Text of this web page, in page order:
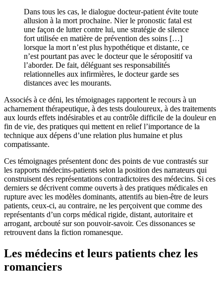
Dans tous les cas, le dialogue docteur-patient évite toute
allusion à la mort prochaine. Nier le pronostic fatal est
une façon de lutter contre lui, une stratégie de silence
fort utilisée en matière de prévention des soins […]
lorsque la mort n’est plus hypothétique et distante, ce
n’est pourtant pas avec le docteur que le séropositif va
l’aborder. De fait, déléguant ses responsabilités
relationnelles aux infirmières, le docteur garde ses
distances avec les mourants.
Associés à ce déni, les témoignages rapportent le recours à un
acharnement thérapeutique, à des tests douloureux, à des traitements
aux lourds effets indésirables et au contrôle difficile de la douleur en
fin de vie, des pratiques qui mettent en relief l’importance de la
technique aux dépens d’une relation plus humaine et plus
compatissante.
Ces témoignages présentent donc des points de vue contrastés sur
les rapports médecins-patients selon la position des narrateurs qui
construisent des représentations contradictoires des médecins. Si ces
derniers se décrivent comme ouverts à des pratiques médicales en
rupture avec les modèles dominants, attentifs au bien-être de leurs
patients, ceux-ci, au contraire, ne les perçoivent que comme des
représentants d’un corps médical rigide, distant, autoritaire et
arrogant, arcbouté sur son pouvoir-savoir. Ces dissonances se
retrouvent dans la fiction romanesque.
Les médecins et leurs patients chez les
romanciers